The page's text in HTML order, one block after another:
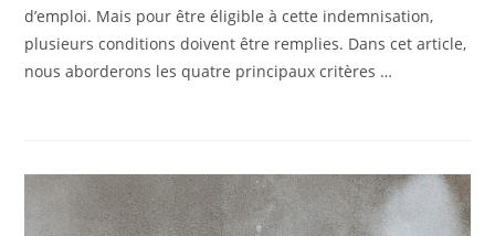
d’emploi. Mais pour être éligible à cette indemnisation,
plusieurs conditions doivent être remplies. Dans cet article,
nous aborderons les quatre principaux critères …